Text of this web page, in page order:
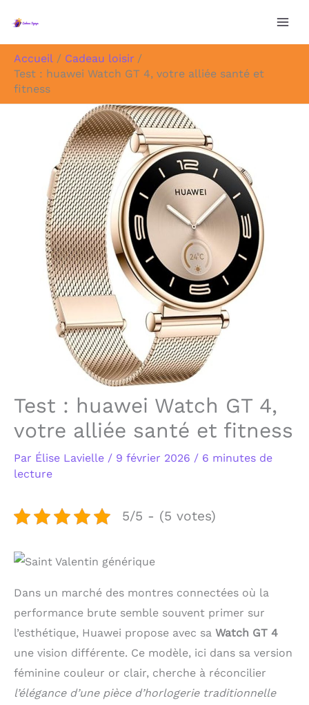
Accueil
Cadeau loisir
Test : huawei Watch GT 4, votre alliée santé et
fitness
Test : huawei Watch GT 4,
votre alliée santé et fitness
Par Élise Lavielle / 9 février 2026 / 6 minutes de
lecture
5/5 - (5 votes)
Dans un marché des montres connectées où la
performance brute semble souvent primer sur
l’esthétique, Huawei propose avec sa Watch GT 4
une vision différente. Ce modèle, ici dans sa version
féminine couleur or clair, cherche à réconcilier
l’élégance d’une pièce d’horlogerie traditionnelle